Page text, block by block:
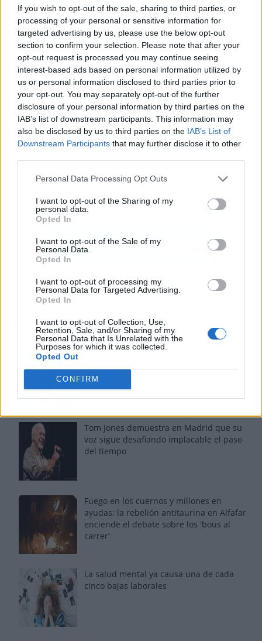
If you wish to opt-out of the sale, sharing to third parties, or
processing of your personal or sensitive information for
targeted advertising by us, please use the below opt-out
section to confirm your selection. Please note that after your
opt-out request is processed you may continue seeing
interest-based ads based on personal information utilized by
us or personal information disclosed to third parties prior to
your opt-out. You may separately opt-out of the further
disclosure of your personal information by third parties on the
IAB’s list of downstream participants. This information may
also be disclosed by us to third parties on the IAB’s List of
Downstream Participants that may further disclose it to other
Personal Data Processing Opt Outs
I want to opt-out of the Sharing of my
personal data.
Opted In
I want to opt-out of the Sale of my
Personal Data.
Opted In
I want to opt-out of processing my
Personal Data for Targeted Advertising.
Opted In
I want to opt-out of Collection, Use,
Retention, Sale, and/or Sharing of my
Personal Data that Is Unrelated with the
Purposes for which it was collected.
Opted Out
CONFIRM
Publicidad
Los más vistos
ordenados de mejor a peor
Tom Jones demuestra en Madrid que su
voz sigue desafiando implacable el paso
del tiempo
Fuego en los cuernos y millones en
ayudas: la rebelión antitaurina en Alfafar
enciende el debate sobre los 'bous al
carrer'
La salud mental ya causa una de cada
cinco bajas laborales